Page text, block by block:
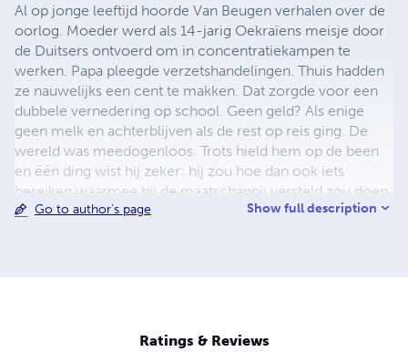
Al op jonge leeftijd hoorde Van Beugen verhalen over de
oorlog. Moeder werd als 14-jarig Oekraïens meisje door
de Duitsers ontvoerd om in concentratiekampen te
werken. Papa pleegde verzetshandelingen. Thuis hadden
ze nauwelijks een cent te makken. Dat zorgde voor een
dubbele vernedering op school. Geen geld? Als enige
geen melk en achterblijven als de rest op reis ging. De
wereld was meedogenloos. Trots hield hem op de been
en één ding wist hij zeker: hij zou hoe dan ook iets
bereiken waarmee hij de maatschappij versteld zou doen
laten staan. Vanaf dat moment nam Van Beugens leven
biertjes en wassen in de Rijn. Dronken en vastgevroren
Go to author's page Show full description
Ratings & Reviews